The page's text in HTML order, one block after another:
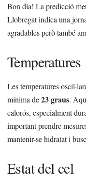
Bon dia! La predicció
Llobregat indica una
agradables però també
Temperatures
Les temperatures
mínima de23 graus.
calorós, especialment
important prendre
mantenir-se hidratat i
Estat del cel